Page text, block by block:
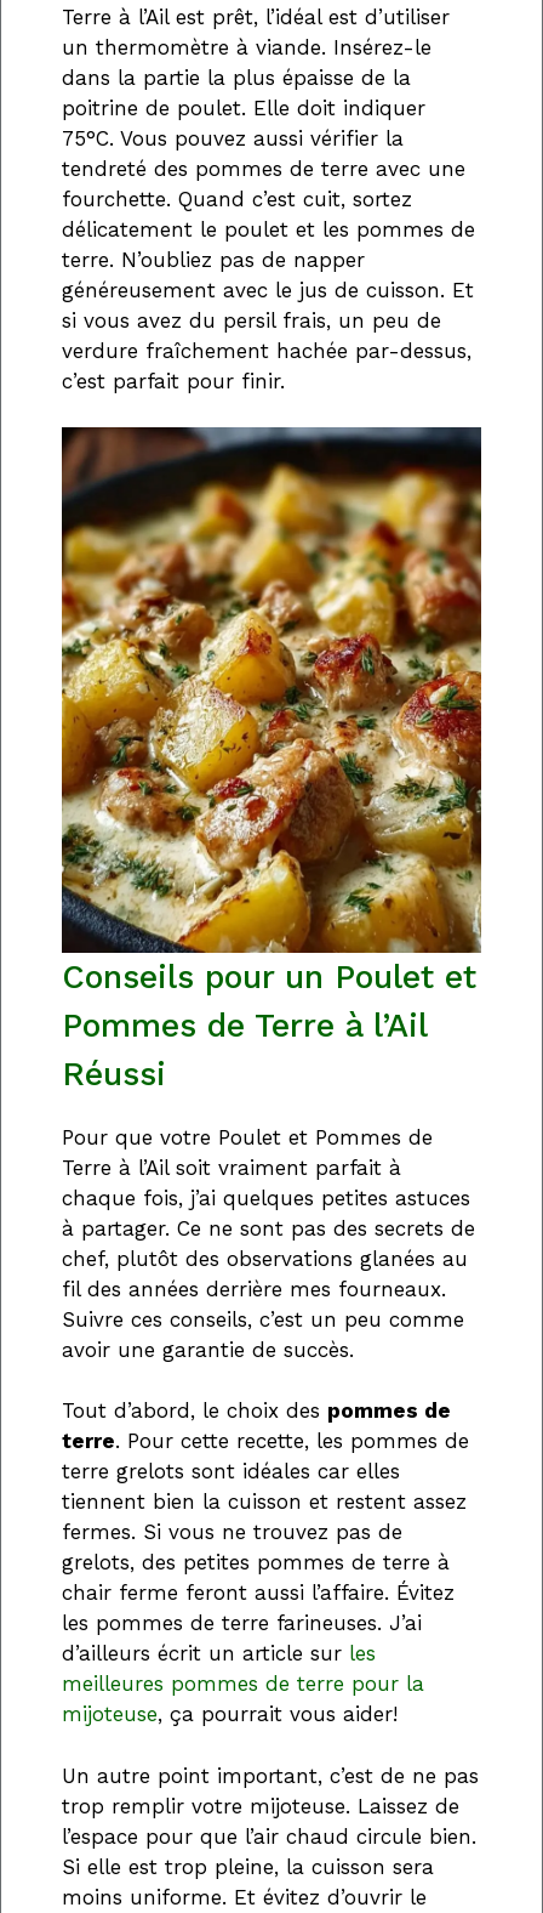
Terre à l’Ail est prêt, l’idéal est d’utiliser
un thermomètre à viande. Insérez-le
dans la partie la plus épaisse de la
poitrine de poulet. Elle doit indiquer
75°C. Vous pouvez aussi vérifier la
tendreté des pommes de terre avec une
fourchette. Quand c’est cuit, sortez
délicatement le poulet et les pommes de
terre. N’oubliez pas de napper
généreusement avec le jus de cuisson. Et
si vous avez du persil frais, un peu de
verdure fraîchement hachée par-dessus,
c’est parfait pour finir.
Conseils pour un Poulet et
Pommes de Terre à l’Ail
Réussi
Pour que votre Poulet et Pommes de
Terre à l’Ail soit vraiment parfait à
chaque fois, j’ai quelques petites astuces
à partager. Ce ne sont pas des secrets de
chef, plutôt des observations glanées au
fil des années derrière mes fourneaux.
Suivre ces conseils, c’est un peu comme
avoir une garantie de succès.
Tout d’abord, le choix des pommes de
terre. Pour cette recette, les pommes de
terre grelots sont idéales car elles
tiennent bien la cuisson et restent assez
fermes. Si vous ne trouvez pas de
grelots, des petites pommes de terre à
chair ferme feront aussi l’affaire. Évitez
les pommes de terre farineuses. J’ai
d’ailleurs écrit un article sur les
meilleures pommes de terre pour la
mijoteuse, ça pourrait vous aider!
Un autre point important, c’est de ne pas
trop remplir votre mijoteuse. Laissez de
l’espace pour que l’air chaud circule bien.
Si elle est trop pleine, la cuisson sera
moins uniforme. Et évitez d’ouvrir le